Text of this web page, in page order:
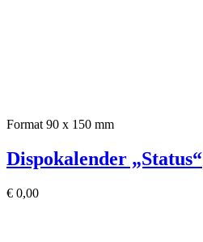
Format 90 x 150 mm
Dispokalender „Status“
€ 0,00